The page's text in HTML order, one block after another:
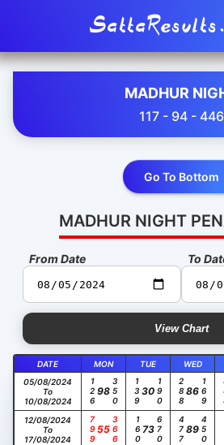
MADHUR
117 - 94 - 446
Go To Bottom
MADHUR NIGHT
From Date To
View Chart
DATE MON TUE WED
05/08/2024
To
10/08/2024
126 98 350 139 30 190 288 86 169
12/08/2024
To
17/08/2024
79955 366 160 73670 477 89 450